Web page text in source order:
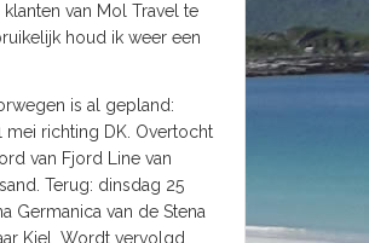
van Mol Travel te
houd ik weer een
is al gepland:
richting DK. Overtocht
van Fjord Line van
Terug: dinsdag 25
Germanica van de Stena
Kiel. Wordt vervolgd.